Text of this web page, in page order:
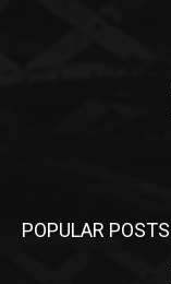
POPULAR POSTS